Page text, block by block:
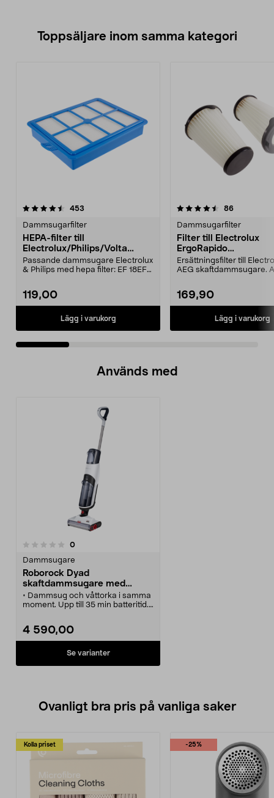
Toppsäljare inom samma kategori
453
Dammsugarfilter
HEPA-filter till
Electrolux/Philips/Volta
dammsugare
Passande dammsugare Electrolux
& Philips med hepa filter: EF 18EFH
119,00
Lägg i varukorg
4.5 av 5 stjärnor 86recensioner
Dammsugarfilter
Filter till Electrolux
ErgoRapido
skaftdammsugare
Ersättningsfilter till
AEG skaftdammsugare.
169,90
Lägg i varukorg
4.5 av 5 stjärnor
Används med
0recensioner
Dammsugare
Roborock Dyad
skaftdammsugare med
moppfunktion
• Dammsug och våttorka i samma
moment. Upp till 35 min batteritid.
280 kvm på en laddning.
• Golvtorkningsläge – tar upp
vatten från badrumsgolvet när
knapptryck.
4 590,00
Se varianter
Ovanligt bra pris på vanliga saker
Kolla priset -25%